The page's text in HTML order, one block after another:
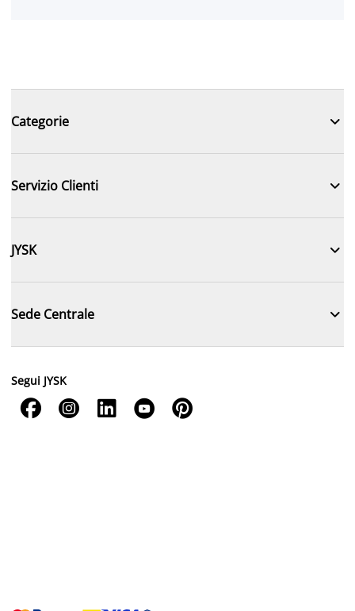
Categorie 
Servizio Clienti 
JYSK 
Sede Centrale 
Segui JYSK
    